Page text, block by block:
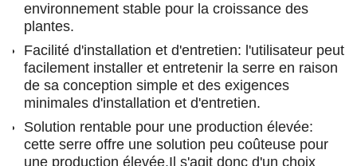
environnement stable pour la croissance des
plantes.
Facilité d'installation et d'entretien: l'utilisateur peut
facilement installer et entretenir la serre en raison
de sa conception simple et des exigences
minimales d'installation et d'entretien.
Solution rentable pour une production élevée:
cette serre offre une solution peu coûteuse pour
une production élevée,Il s'agit donc d'un choix